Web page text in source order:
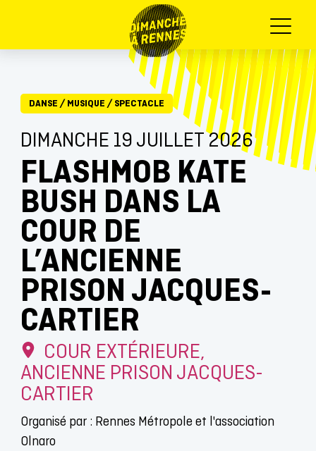
Menu
DANSE / MUSIQUE / SPECTACLE
DIMANCHE 19 JUILLET 2026
FLASHMOB KATE
BUSH DANS LA
COUR DE
L’ANCIENNE
PRISON JACQUES-
CARTIER
COUR EXTÉRIEURE,
ANCIENNE PRISON JACQUES-
CARTIER
Organisé par : Rennes Métropole et l'association
Olnaro